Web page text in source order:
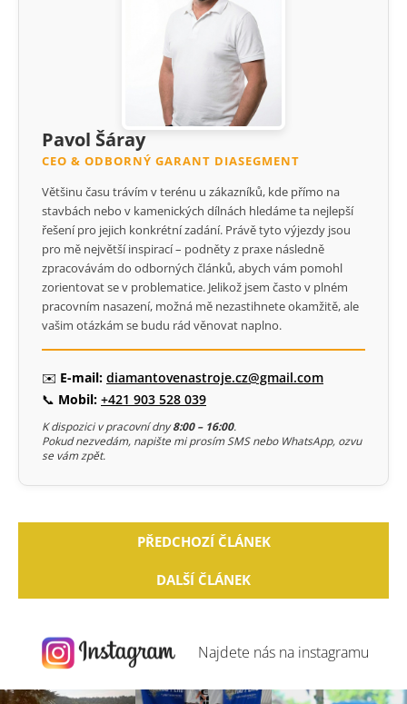
Pavol Šáray
CEO & ODBORNÝ GARANT DIASEGMENT
Většinu času trávím v terénu u zákazníků, kde přímo na
stavbách nebo v kamenických dílnách hledáme ta nejlepší
řešení pro jejich konkrétní zadání. Právě tyto výjezdy jsou
pro mě největší inspirací – podněty z praxe následně
zpracovávám do odborných článků, abych vám pomohl
zorientovat se v problematice. Jelikož jsem často v plném
pracovním nasazení, možná mě nezastihnete okamžitě, ale
vašim otázkám se budu rád věnovat naplno.
✉️ E-mail: diamantovenastroje.cz@gmail.com
📞 Mobil: +421 903 528 039
K dispozici v pracovní dny8:00 – 16:00.
Pokud nezvedám, napište mi prosím SMS nebo WhatsApp, ozvu
se vám zpět.
PŘEDCHOZÍ ČLÁNEK
DALŠÍ ČLÁNEK
Najdete nás na instagramu